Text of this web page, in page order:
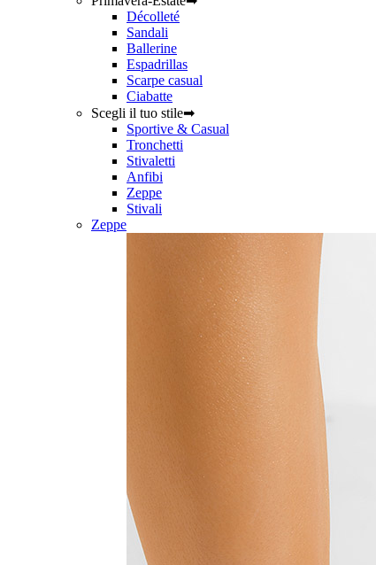
Décolleté
Sandali
Ballerine
Espadrillas
Scarpe casual
Ciabatte
Scegli il tuo stile➡
Sportive & Casual
Tronchetti
Stivaletti
Anfibi
Zeppe
Stivali
Zeppe